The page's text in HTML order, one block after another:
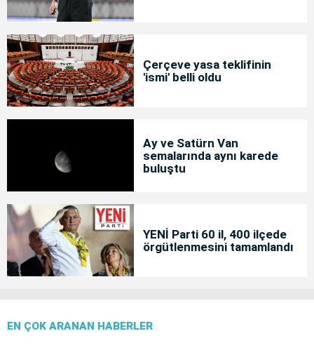
Çerçeve yasa teklifinin
'ismi' belli oldu
Ay ve Satürn Van
semalarında aynı karede
buluştu
YENİ Parti 60 il, 400 ilçede
örgütlenmesini tamamlandı
EN ÇOK ARANAN HABERLER